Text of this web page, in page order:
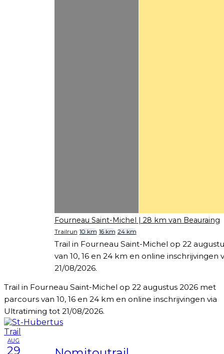
Fourneau Saint-Michel | 28 km van Beauraing
Trailrun 10 km 16 km 24 km
Trail in Fourneau Saint-Michel op 22
van 10, 16 en 24 km en online inschrijvingen
21/08/2026.
Trail in Fourneau Saint-Michel op 22 augustus 2026 met
parcours van 10, 16 en 24 km en online inschrijvingen via
Ultratiming tot 21/08/2026.
AUG
29